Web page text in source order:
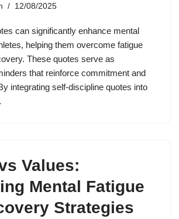
12/08/2025
can significantly enhance mental
helping them overcome fatigue
These quotes serve as
that reinforce commitment and
integrating self-discipline quotes into
Values:
Mental Fatigue
Strategies